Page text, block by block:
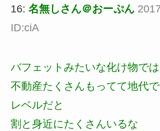
16: 名無しさん＠おーぷん
ID:ciA
バフェットみたいな化け物で
不動産たくさんもってて地代
レベルだと
割と身近にたくさんいるな